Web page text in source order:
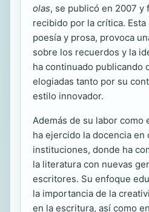
olas, se publicó en 2007 y
recibido por la crítica.
poesía y prosa, provoca
sobre los recuerdos y la
ha continuado publicando
elogiadas tanto por su
estilo innovador.
Además de su labor como
ha ejercido la docencia en
instituciones, donde ha
la literatura con nuevas
escritores. Su enfoque
la importancia de la
en la escritura, así como